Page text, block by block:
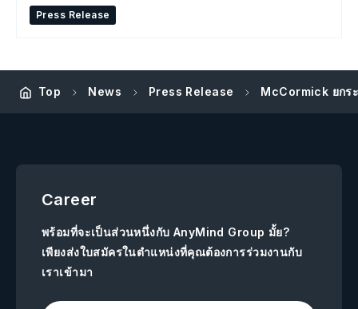
Press Release
Top News Press Release McCormick ยกร
Career
พร้อมที่จะเป็นส่วนหนึ่งกับ AnyMind Group มั้ย?
เพียงส่งใบสมัครในตำแหน่งที่คุณต้องการร่วมงานกับ
เราเข้ามา